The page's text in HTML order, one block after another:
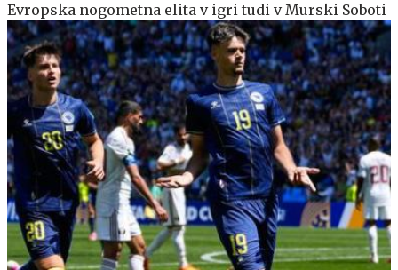
Evropska nogometna elita v igri tudi v Murski Soboti